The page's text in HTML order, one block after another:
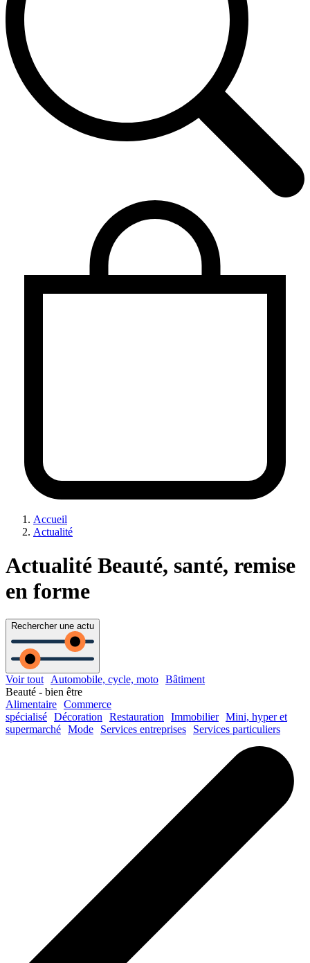
Accueil
Actualité
Actualité Beauté, santé, remise
en forme
Rechercher une actu
Voir tout Automobile, cycle, moto Bâtiment
Beauté - bien être
Alimentaire Commerce
spécialisé Décoration Restauration Immobilier Mini, hyper et
supermarché Mode Services entreprises Services particuliers